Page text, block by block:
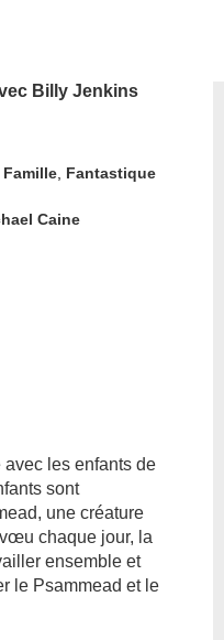
Billy Jenkins
Famille, Fantastique
Caine
les enfants de
sont
une créature
chaque jour, la
ensemble et
le Psammead et le